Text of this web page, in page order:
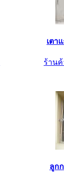
เตา
ร้านค้
ลูก